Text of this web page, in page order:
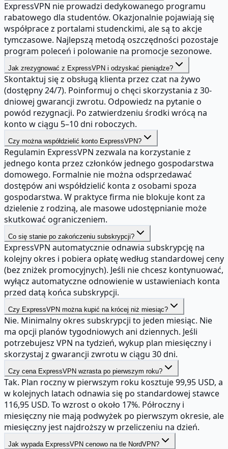
ExpressVPN nie prowadzi dedykowanego programu
rabatowego dla studentów. Okazjonalnie pojawiają się
współprace z portalami studenckimi, ale są to akcje
tymczasowe. Najlepszą metodą oszczędności pozostaje
program poleceń i polowanie na promocje sezonowe.
Jak zrezygnować z ExpressVPN i odzyskać pieniądze?
Skontaktuj się z obsługą klienta przez czat na żywo
(dostępny 24/7). Poinformuj o chęci skorzystania z 30-
dniowej gwarancji zwrotu. Odpowiedz na pytanie o
powód rezygnacji. Po zatwierdzeniu środki wrócą na
konto w ciągu 5–10 dni roboczych.
Czy można współdzielić konto ExpressVPN?
Regulamin ExpressVPN zezwala na korzystanie z
jednego konta przez członków jednego gospodarstwa
domowego. Formalnie nie można odsprzedawać
dostępów ani współdzielić konta z osobami spoza
gospodarstwa. W praktyce firma nie blokuje kont za
dzielenie z rodziną, ale masowe udostępnianie może
skutkować ograniczeniem.
Co się stanie po zakończeniu subskrypcji?
ExpressVPN automatycznie odnawia subskrypcję na
kolejny okres i pobiera opłatę według standardowej ceny
(bez zniżek promocyjnych). Jeśli nie chcesz kontynuować,
wyłącz automatyczne odnowienie w ustawieniach konta
przed datą końca subskrypcji.
Czy ExpressVPN można kupić na krócej niż miesiąc?
Nie. Minimalny okres subskrypcji to jeden miesiąc. Nie
ma opcji planów tygodniowych ani dziennych. Jeśli
potrzebujesz VPN na tydzień, wykup plan miesięczny i
skorzystaj z gwarancji zwrotu w ciągu 30 dni.
Czy cena ExpressVPN wzrasta po pierwszym roku?
Tak. Plan roczny w pierwszym roku kosztuje 99,95 USD, a
w kolejnych latach odnawia się po standardowej stawce
116,95 USD. To wzrost o około 17%. Półroczny i
miesięczny nie mają podwyżek po pierwszym okresie, ale
miesięczny jest najdroższy w przeliczeniu na dzień.
Jak wypada ExpressVPN cenowo na tle NordVPN?